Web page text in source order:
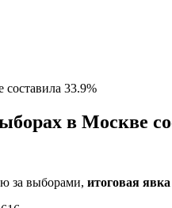
33.9%
в Москве
за выборами, итоговая явка